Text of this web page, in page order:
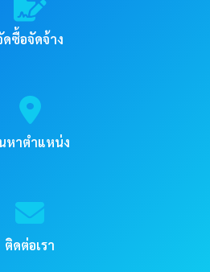
ดซื้อจัดจ้าง
หาตำแหน่ง
ติดต่อเรา